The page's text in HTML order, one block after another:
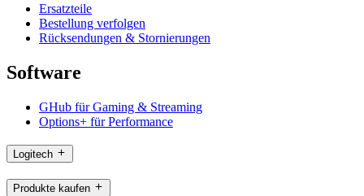
Ersatzteile
Bestellung verfolgen
Rücksendungen & Stornierungen
Software
GHub für Gaming & Streaming
Options+ für Performance
Logitech
Produkte kaufen